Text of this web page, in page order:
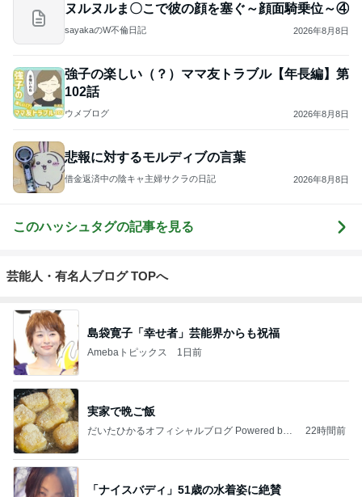
ヌルヌルま〇こで彼の顔を塞ぐ～顔面騎乗位～④
sayakaのW不倫日記 2026年8月8日
強子の楽しい（？）ママ友トラブル【年長編】第
102話
ウメブログ 2026年8月8日
悲報に対するモルディブの言葉
借金返済中の陰キャ主婦サクラの日記 2026年8月8日
このハッシュタグの記事を見る
芸能人・有名人ブログ TOPへ
島袋寛子「幸せ者」芸能界からも祝福
Amebaトピックス 1日前
実家で晩ご飯
だいたひかるオフィシャルブログ Powered by
22時間前
「ナイスバディ」51歳の水着姿に絶賛